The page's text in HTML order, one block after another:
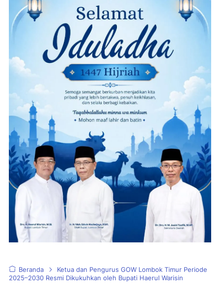
Beranda
Ketua dan Pengurus GOW Lombok Timur Periode
2025–2030 Resmi Dikukuhkan oleh Bupati Haerul Warisin